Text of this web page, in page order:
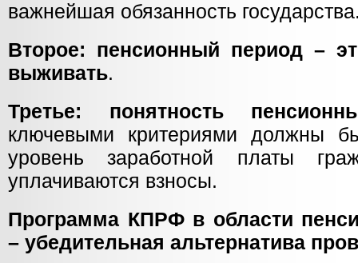
важнейшая обязанность
Второе: пенсионный период –
выживать.
Третье: понятность
ключевыми критериями должны
уровень заработной платы
уплачиваются взносы.
Программа КПРФ в области
– убедительная альтернатива